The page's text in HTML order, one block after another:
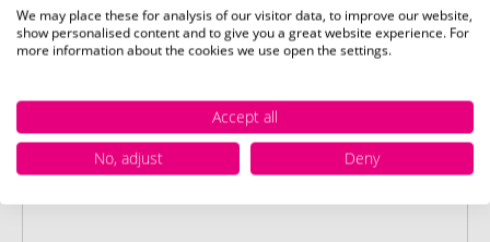
Stap 3:
Artikelvoorbeeld en goedkeuring
drukvoorbeeld met uw ontwerp. Zodra u
dit heeft goedgekeurd, starten wij direct
met de productie.
We may place these for analysis of our visitor data, to improve our website,
show personalised content and to give you a great website experience. For
more information about the cookies we use open the settings.
Accept all
No, adjust
Deny